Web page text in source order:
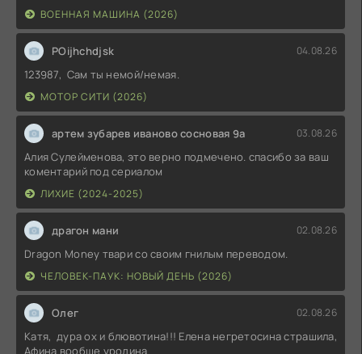
ВОЕННАЯ МАШИНА (2026)
POijhchdjsk 04.08.26
123987, Сам ты немой/немая.
МОТОР СИТИ (2026)
артем зубарев иваново сосновая 9а 03.08.26
Алия Сулейменова, это верно подмечено. спасибо за ваш
коментарий под сериалом
ЛИХИЕ (2024-2025)
драгон мани 02.08.26
Dragon Money твари со своим гнилым переводом.
ЧЕЛОВЕК-ПАУК: НОВЫЙ ДЕНЬ (2026)
Олег 02.08.26
Катя, дура ох и блювотина!!! Елена негретосина страшила,
Афина вообще уродина